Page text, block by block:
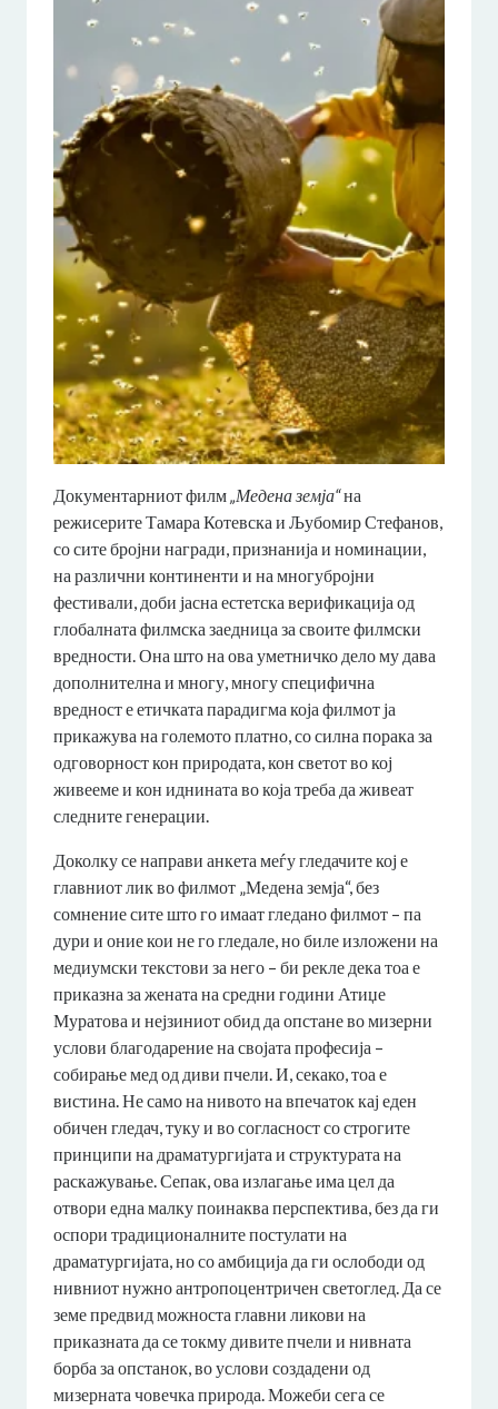
Документарниот филм„Медена земја“на
режисерите Тамара Котевска и Љубомир Стефанов,
со сите бројни награди, признанија и номинации,
на различни континенти и на многубројни
фестивали, доби јасна естетска верификација од
глобалната филмска заедница за своите филмски
вредности. Она што на ова уметничко дело му дава
дополнителна и многу, многу специфична
вредност е етичката парадигма која филмот ја
прикажува на големото платно, со силна порака за
одговорност кон природата, кон светот во кој
живееме и кон иднината во која треба да живеат
следните генерации.
Доколку се направи анкета меѓу гледачите кој е
главниот лик во филмот „Медена земја“, без
сомнение сите што го имаат гледано филмот – па
дури и оние кои не го гледале, но биле изложени на
медиумски текстови за него – би рекле дека тоа е
приказна за жената на средни години Атиџе
Муратова и нејзиниот обид да опстане во мизерни
услови благодарение на својата професија –
собирање мед од диви пчели. И, секако, тоа е
вистина. Не само на нивото на впечаток кај еден
обичен гледач, туку и во согласност со строгите
принципи на драматургијата и структурата на
раскажување. Сепак, ова излагање има цел да
отвори една малку поинаква перспектива, без да ги
оспори традиционалните постулати на
драматургијата, но со амбиција да ги ослободи од
нивниот нужно антропоцентричен светоглед. Да се
земе предвид можноста главни ликови на
приказната да се токму дивите пчели и нивната
борба за опстанок, во услови создадени од
мизерната човечка природа. Можеби сега се